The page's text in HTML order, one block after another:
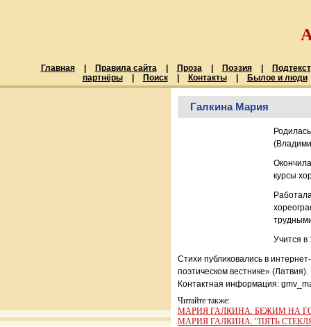
Главная Правила сайта Проза Поэзия
Подтекст
партнёры
Поиск Контакты Былое и люди
Галкина Мария
курсы
Учится в
Стихи публиковались в
поэтическом вестнике» (Латвия).
Контактная информация:
Читайте также:
МАРИЯ ГАЛКИНА. БЕЖИМ НА
МАРИЯ ГАЛКИНА. "ПЯТЬ